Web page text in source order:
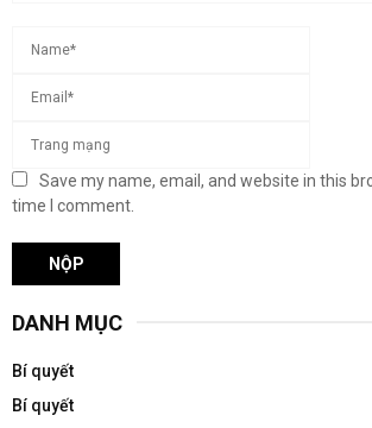
Save my name, email, and website in this
time I comment.
DANH MỤC
Bí quyết
Bí quyết